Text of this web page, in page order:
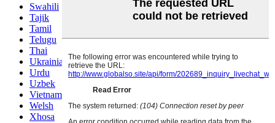
Swahili
Tajik
Tamil
Telugu
Thai
Ukrainian
Urdu
Uzbek
Vietnamese
Welsh
Xhosa